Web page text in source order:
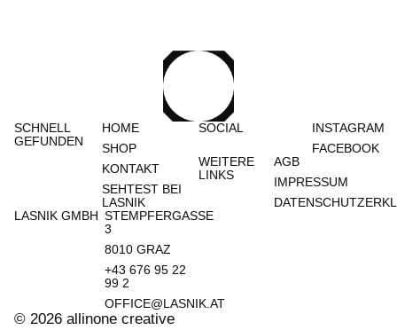
SCHNELL
GEFUNDEN
HOME
SHOP
KONTAKT
SEHTEST BEI
LASNIK
LASNIK GMBH STEMPFERGASSE
3
8010 GRAZ​
+43 676 95 22
99 2
OFFICE@LASNIK.AT
SOCIAL
INSTAGRAM
FACEBOOK
WEITERE
LINKS
AGB
IMPRESSUM
© 2026 allinone creative